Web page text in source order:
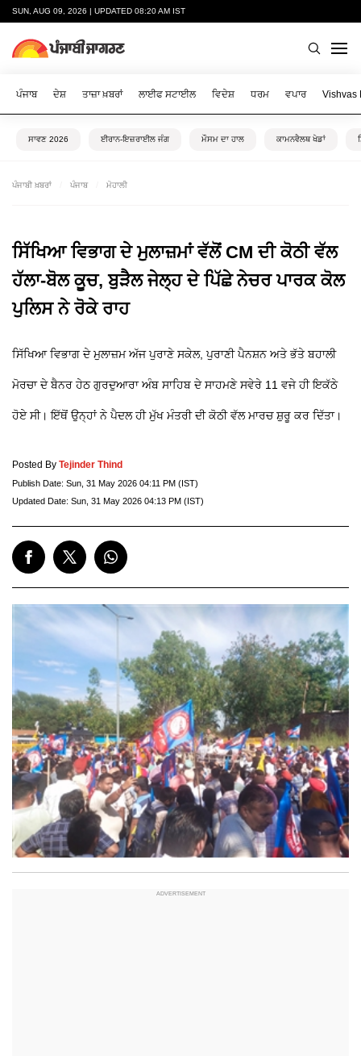
SUN, AUG 09, 2026 | UPDATED 08:20 AM IST
ਪੰਜਾਬ ਦੇਸ਼ ਤਾਜ਼ਾ ਖ਼ਬਰਾਂ ਲਾਈਫ ਸਟਾਈਲ ਵਿਦੇਸ਼ ਧਰਮ ਵਪਾਰ Vishvas
ਸਾਵਣ 2026 ਈਰਾਨ-ਇਜ਼ਰਾਈਲ ਜੰਗ ਮੌਸਮ ਦਾ ਹਾਲ ਕਾਮਨਵੈਲਥ ਖੇਡਾਂ
ਪੰਜਾਬੀ ਖ਼ਬਰਾਂ ਪੰਜਾਬ ਮੋਹਾਲੀ
ਸਿੱਖਿਆ ਵਿਭਾਗ ਦੇ ਮੁਲਾਜ਼ਮਾਂ ਵੱਲੋਂ CM ਦੀ ਕੋਠੀ ਵੱਲ
ਹੱਲਾ-ਬੋਲ ਕੂਚ, ਬੁੜੈਲ ਜੇਲ੍ਹ ਦੇ ਪਿੱਛੇ ਨੇਚਰ ਪਾਰਕ ਕੋਲ
ਪੁਲਿਸ ਨੇ ਰੋਕੇ ਰਾਹ
ਸਿੱਖਿਆ ਵਿਭਾਗ ਦੇ ਮੁਲਾਜ਼ਮ ਅੱਜ ਪੁਰਾਣੇ ਸਕੇਲ, ਪੁਰਾਣੀ ਪੈਨਸ਼ਨ ਅਤੇ ਭੱਤੇ ਬਹਾਲੀ
ਮੋਰਚਾ ਦੇ ਬੈਨਰ ਹੇਠ ਗੁਰਦੁਆਰਾ ਅੰਬ ਸਾਹਿਬ ਦੇ ਸਾਹਮਣੇ ਸਵੇਰੇ 11 ਵਜੇ ਹੀ ਇਕੱਠੇ
ਹੋਏ ਸੀ। ਇੱਥੋਂ ਉਨ੍ਹਾਂ ਨੇ ਪੈਦਲ ਹੀ ਮੁੱਖ ਮੰਤਰੀ ਦੀ ਕੋਠੀ ਵੱਲ ਮਾਰਚ ਸ਼ੁਰੂ ਕਰ ਦਿੱਤਾ।
Posted By Tejinder Thind
Publish Date: Sun, 31 May 2026 04:11 PM (IST)
Updated Date: Sun, 31 May 2026 04:13 PM (IST)